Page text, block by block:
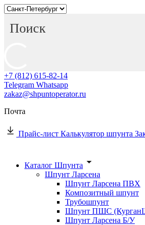
+7 (812) 615-82-14
Telegram Whatsapp
zakaz@shpuntoperator.ru
Почта
Прайс-лист Калькулятор шпунта
Каталог Шпунта
Шпунт Ларсена
Шпунт Ларсена ПВХ
Композитный шпунт
Трубошпунт
Шпунт ПШС
Шпунт Ларсена Б/У